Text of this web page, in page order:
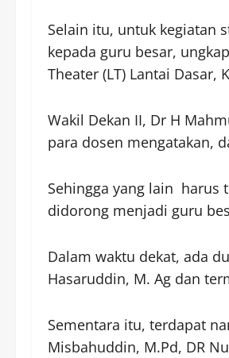
Selain itu, untuk kegiatan
kepada guru besar,
Theater (LT) Lantai Dasar,
Wakil Dekan II, Dr H
para dosen mengatakan,
Sehingga yang lain harus
didorong menjadi guru
Dalam waktu dekat, ada
Hasaruddin, M. Ag dan
Sementara itu, terdapat
Misbahuddin, M.Pd, DR